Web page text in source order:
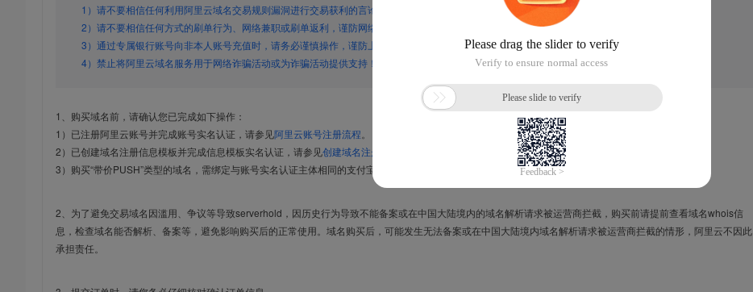
1）请不要相信任何利用阿里云域名交易规则漏洞进行交易获利的言论，谨防上当受骗！
2）请不要相信任何方式的刷单行为、网络兼职或刷单返利，谨防网络诈骗！
3）通过专属银行账号向非本人账号充值时，请务必谨慎操作，谨防上当受骗！
4）禁止将阿里云域名服务用于网络诈骗活动或为诈骗活动提供支持！
1、购买域名前，请确认您已完成如下操作：
1）已注册阿里云账号并完成账号实名认证，请参见阿里云账号注册流程
2）已创建域名注册信息模板并完成信息模板实名认证，请参见创建域名注册信息模板
3）购买“带价PUSH”类型的域名，需绑定与账号实名认证主体相同的支付宝，进入
完成绑定。
2、为了避免交易域名因滥用、争议等导致serverhold，因历史行为导致不能备案或在中国大陆境内的域名解析请求被运营商拦截，购买前请提前查看域名whois信
息，检查域名能否解析、备案等，避免影响购买后的正常使用。域名购买后，可能发生无法备案或在中国大陆境内域名解析请求被运营商拦截的情形，阿里云不因此
承担责任。